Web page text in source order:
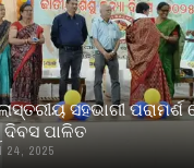
ସହଭାଗୀ
ଦିବସ ପାଳିତ
24, 2025